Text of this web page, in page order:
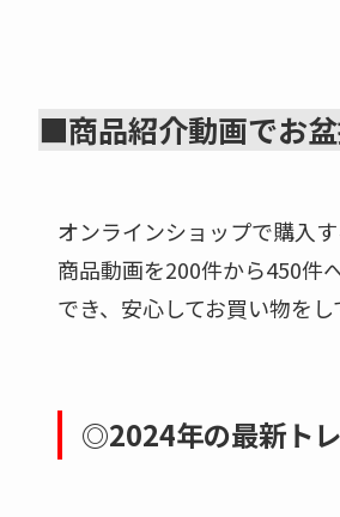
■商品紹介動画でお
オンラインショップで購入
商品動画を200件から450件
でき、安心してお買い物をし
◎2024年の最新ト